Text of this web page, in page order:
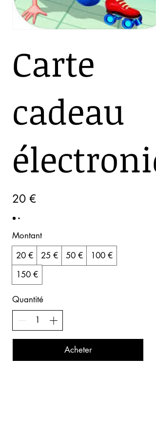
Carte
cadeau
20 €
Montant
20 €
25 € 50 €
100 €
150 €
Quantité
Acheter